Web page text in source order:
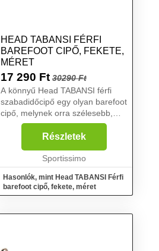
HEAD TABANSI FÉRFI
BAREFOOT CIPŐ, FEKETE,
MÉRET
17 290 Ft 30290 Ft
A könnyű Head TABANSI férfi
szabadidőcipő egy olyan barefoot
cipő, melynek orra szélesebb,
hogy a lábujjaknak bőven legyen
helyük talajfogás közben.
Rugalmas talppal és kevlár
középtalppal rendelkezik...
Részletek
Sportissimo
Hasonlók, mint Head TABANSI Férfi
barefoot cipő, fekete, méret